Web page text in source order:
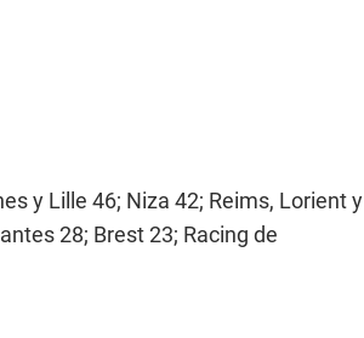
y Lille 46; Niza 42; Reims, Lorient y
28; Brest 23; Racing de